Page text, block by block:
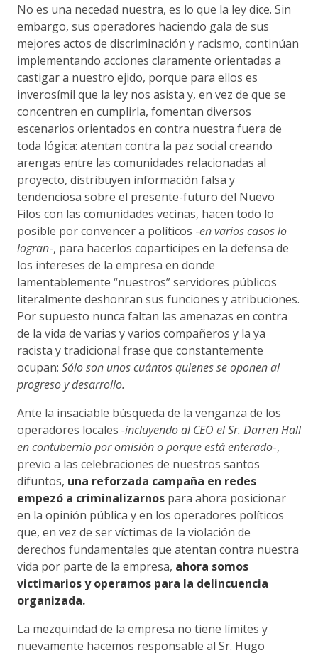
No es una necedad nuestra, es lo que la ley dice. Sin
embargo, sus operadores haciendo gala de sus
mejores actos de discriminación y racismo, continúan
implementando acciones claramente orientadas a
castigar a nuestro ejido, porque para ellos es
inverosímil que la ley nos asista y, en vez de que se
concentren en cumplirla, fomentan diversos
escenarios orientados en contra nuestra fuera de
toda lógica: atentan contra la paz social creando
arengas entre las comunidades relacionadas al
proyecto, distribuyen información falsa y
tendenciosa sobre el presente-futuro del Nuevo
Filos con las comunidades vecinas, hacen todo lo
posible por convencer a políticos -en varios casos lo
logran-, para hacerlos copartícipes en la defensa de
los intereses de la empresa en donde
lamentablemente “nuestros” servidores públicos
literalmente deshonran sus funciones y atribuciones.
Por supuesto nunca faltan las amenazas en contra
de la vida de varias y varios compañeros y la ya
racista y tradicional frase que constantemente
ocupan: Sólo son unos cuántos quienes se oponen al
progreso y desarrollo.
Ante la insaciable búsqueda de la venganza de los
operadores locales -incluyendo al CEO el Sr. Darren Hall
en contubernio por omisión o porque está enterado-,
previo a las celebraciones de nuestros santos
difuntos, una reforzada campaña en redes
empezó a criminalizarnos para ahora posicionar
en la opinión pública y en los operadores políticos
que, en vez de ser víctimas de la violación de
derechos fundamentales que atentan contra nuestra
vida por parte de la empresa, ahora somos
victimarios y operamos para la delincuencia
organizada.
La mezquindad de la empresa no tiene límites y
nuevamente hacemos responsable al Sr. Hugo